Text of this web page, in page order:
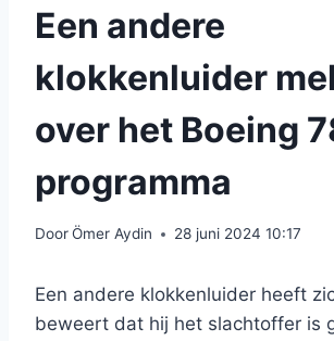
Een andere
klokkenluider
over het Boeing
programma
DoorÖmer Aydin 28 juni 2024 10:17
Een andere klokkenluider heeft
beweert dat hij het slachtoffer is